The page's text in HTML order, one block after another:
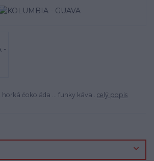
čokoláda ... funky káva.. celý popis